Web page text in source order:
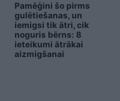
Pamēģini šo pirms
gulētiešanas, un
iemigsi tik ātri, cik
noguris bērns: 8
ieteikumi ātrākai
aizmigšanai